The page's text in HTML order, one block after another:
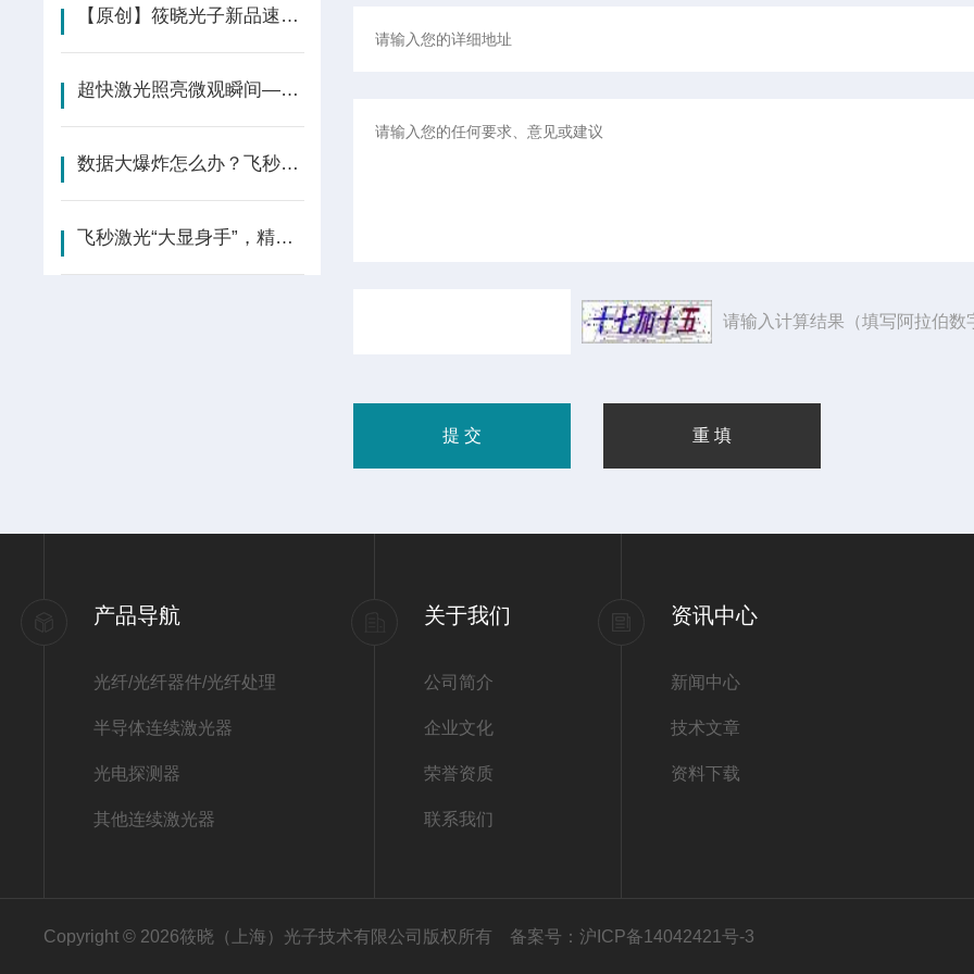
【原创】筱晓光子新品速递| band高功率DFB激光器（硅光通讯）
超快激光照亮微观瞬间——用于ICF的双时刻X射线源
数据大爆炸怎么办？飞秒激光光存储技术来回答！
飞秒激光“大显身手”，精准捕获单细胞
请输入计算结果（填写阿拉伯数
产品导航
光纤/光纤器件/光纤处理
半导体连续激光器
光电探测器
其他连续激光器
关于我们
公司简介
企业文化
荣誉资质
联系我们
资讯中心
新闻中心
技术文章
资料下载
Copyright © 2026筱晓（上海）光子技术有限公司版权所有 备案号：沪ICP备14042421号-3